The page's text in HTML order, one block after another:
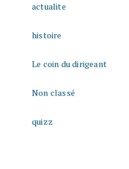
actualite
histoire
Le coin du dirigeant
Non classé
quizz